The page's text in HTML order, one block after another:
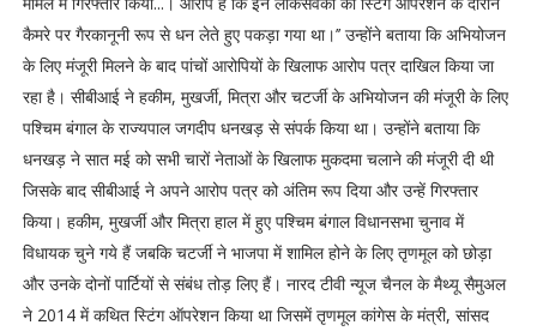
कैमरे पर गैरकानूनी रूप से धन लेते हुए पकड़ा गया था।’’ उन्होंने बताया कि अभियोजन
के लिए मंजूरी मिलने के बाद पांचों आरोपियों के खिलाफ आरोप पत्र दाखिल किया जा
रहा है। सीबीआई ने हकीम, मुखर्जी, मित्रा और चटर्जी के अभियोजन की मंजूरी के लिए
पश्चिम बंगाल के राज्यपाल जगदीप धनखड़ से संपर्क किया था। उन्होंने बताया कि
धनखड़ ने सात मई को सभी चारों नेताओं के खिलाफ मुकदमा चलाने की मंजूरी दी थी
जिसके बाद सीबीआई ने अपने आरोप पत्र को अंतिम रूप दिया और उन्हें गिरफ्तार
किया। हकीम, मुखर्जी और मित्रा हाल में हुए पश्चिम बंगाल विधानसभा चुनाव में
विधायक चुने गये हैं जबकि चटर्जी ने भाजपा में शामिल होने के लिए तृणमूल को छोड़ा
और उनके दोनों पार्टियों से संबंध तोड़ लिए हैं। नारद टीवी न्यूज चैनल के मैथ्यू सैमुअल
ने 2014 में कथित स्टिंग ऑपरेशन किया था जिसमें तृणमूल कांगेस के मंत्री, सांसद